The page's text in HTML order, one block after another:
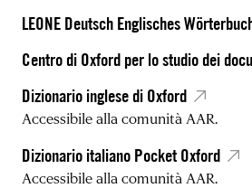
LEONE Deutsch Englisches
Centro di Oxford per lo studio dei
Dizionario inglese di Oxford
Accessibile alla comunità AAR.
Dizionario italiano Pocket Oxford
Accessibile alla comunità AAR.